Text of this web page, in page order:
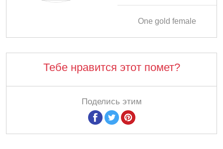
One gold female
Тебе нравится этот помет?
Поделись этим